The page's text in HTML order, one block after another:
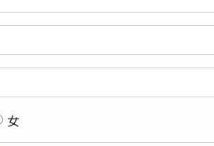
女